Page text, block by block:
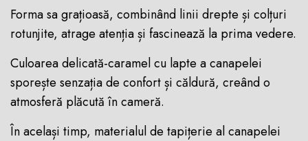
Forma sa grațioasă, combinând linii drepte și colțuri
rotunjite, atrage atenția și fascinează la prima vedere.
Culoarea delicată-caramel cu lapte a canapelei
sporește senzația de confort și căldură, creând o
atmosferă plăcută în cameră.
În același timp, materialul de tapițerie al canapelei